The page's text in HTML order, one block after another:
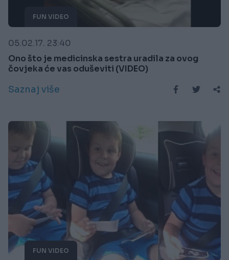
FUN VIDEO
05.02.17. 23:40
Ono što je medicinska sestra uradila za ovog
čovjeka će vas oduševiti (VIDEO)
Saznaj više
FUN VIDEO